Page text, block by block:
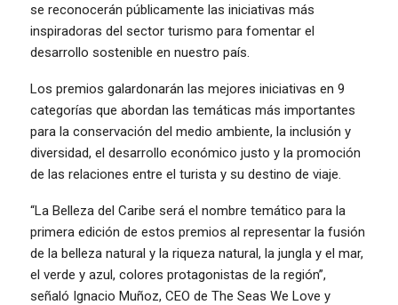
se reconocerán públicamente las iniciativas más
inspiradoras del sector turismo para fomentar el
desarrollo sostenible en nuestro país.
Los premios galardonarán las mejores iniciativas en 9
categorías que abordan las temáticas más importantes
para la conservación del medio ambiente, la inclusión y
diversidad, el desarrollo económico justo y la promoción
de las relaciones entre el turista y su destino de viaje.
“La Belleza del Caribe será el nombre temático para la
primera edición de estos premios al representar la fusión
de la belleza natural y la riqueza natural, la jungla y el mar,
el verde y azul, colores protagonistas de la región”,
señaló Ignacio Muñoz, CEO de The Seas We Love y